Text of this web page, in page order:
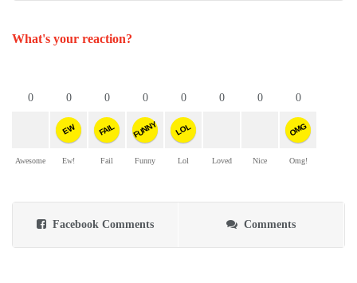
What's your reaction?
0
Awesome
0
EW
Ew!
0
FAIL
Fail
0
FUNNY
Funny
0
LOL
Lol
0
Loved
0
Nice
0
OMG
Omg!
Facebook Comments Comments